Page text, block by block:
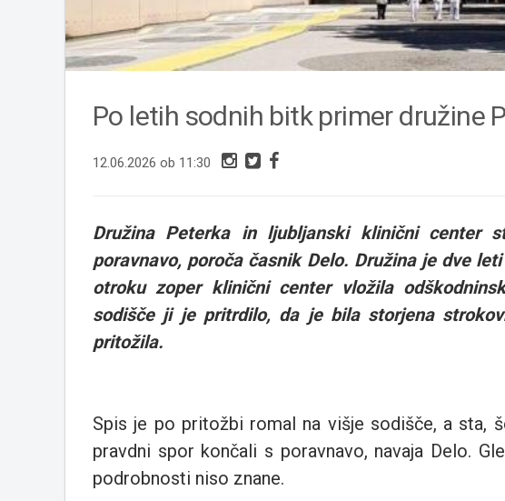
Po letih sodnih bitk primer družine
12.06.2026 ob 11:30
Družina Peterka in ljubljanski klinični center
poravnavo, poroča časnik Delo. Družina je dve
otroku zoper klinični center vložila
sodišče ji je pritrdilo, da je bila storjena
pritožila.
Spis je po pritožbi romal na višje sodišče, a sta,
pravdni spor končali s poravnavo, navaja Delo.
podrobnosti niso znane.